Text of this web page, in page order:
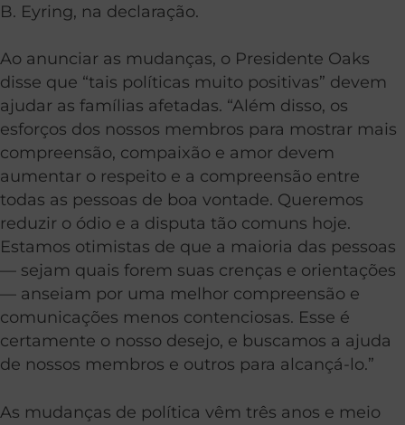
B. Eyring, na declaração.
Ao anunciar as mudanças, o Presidente Oaks
disse que “tais políticas muito positivas” devem
ajudar as famílias afetadas. “Além disso, os
esforços dos nossos membros para mostrar mais
compreensão, compaixão e amor devem
aumentar o respeito e a compreensão entre
todas as pessoas de boa vontade. Queremos
reduzir o ódio e a disputa tão comuns hoje.
Estamos otimistas de que a maioria das pessoas
— sejam quais forem suas crenças e orientações
— anseiam por uma melhor compreensão e
comunicações menos contenciosas. Esse é
certamente o nosso desejo, e buscamos a ajuda
de nossos membros e outros para alcançá-lo.”
As mudanças de política vêm três anos e meio